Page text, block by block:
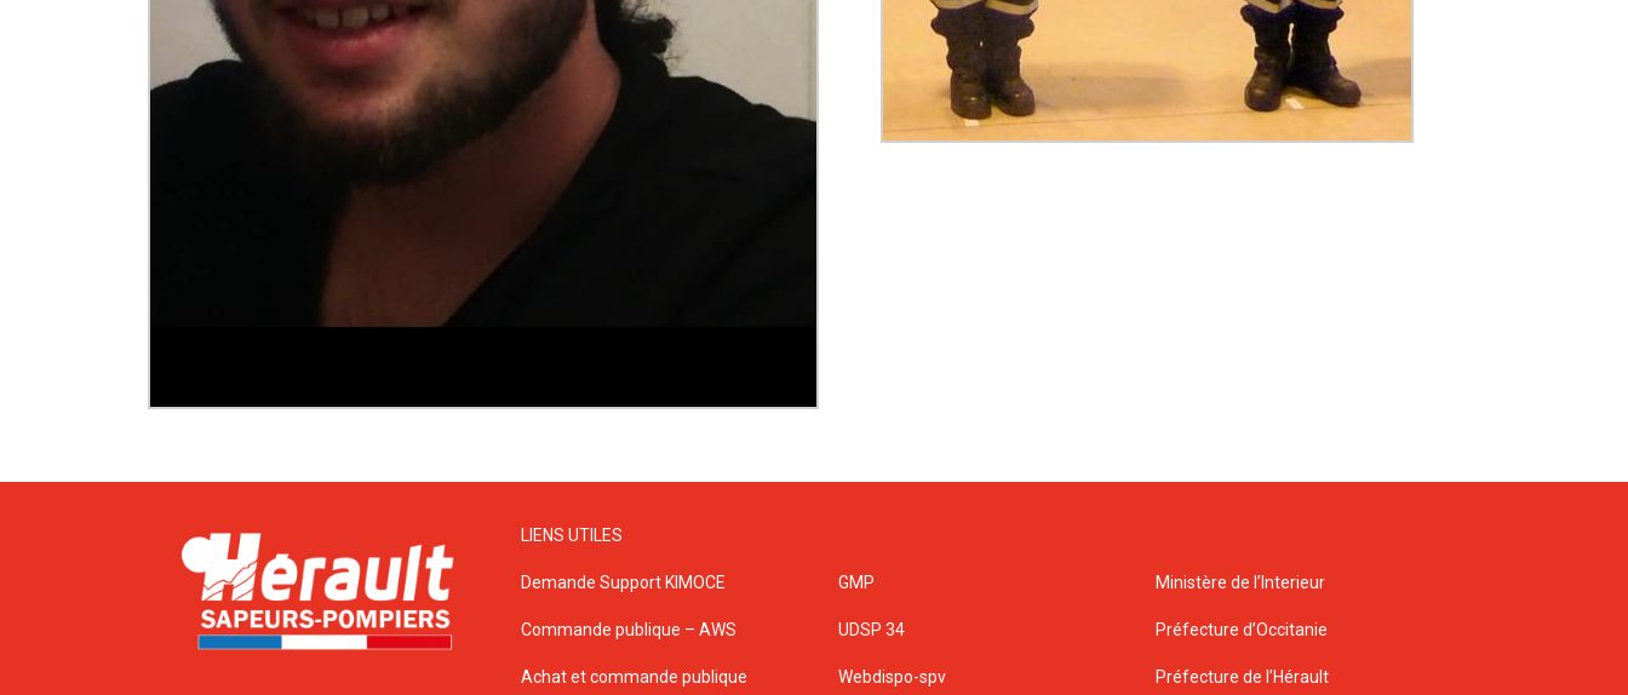
LIENS UTILES
Demande Support KIMOCE
Commande publique – AWS
Achat et commande publique
GMP
UDSP 34
Webdispo-spv
Ministère de l’Interieur
Préfecture d’Occitanie
Préfecture de l’Hérault